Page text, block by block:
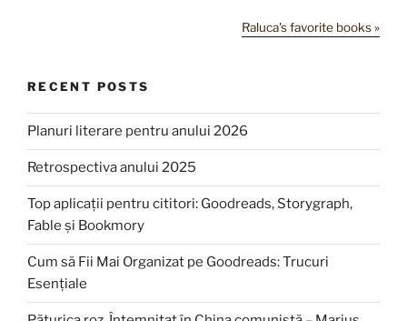
Raluca's favorite books »
RECENT POSTS
Planuri literare pentru anului 2026
Retrospectiva anului 2025
Top aplicații pentru cititori: Goodreads, Storygraph,
Fable și Bookmory
Cum să Fii Mai Organizat pe Goodreads: Trucuri
Esențiale